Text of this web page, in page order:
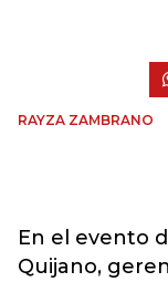
RAYZA ZAMBRANO
En el evento
Quijano,